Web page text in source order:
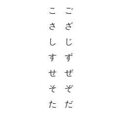
こ
ご
さ
ざ
し
じ
す
ず
せ
ぜ
そ
ぞ
た
だ